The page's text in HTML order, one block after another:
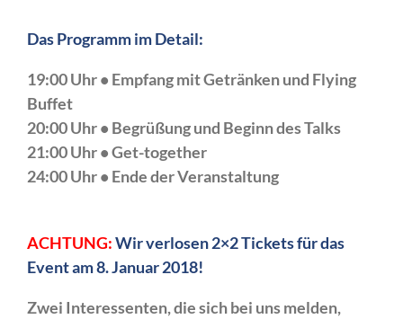
Das Programm im Detail:
19:00 Uhr • Empfang mit Getränken und Flying
Buffet
20:00 Uhr • Begrüßung und Beginn des Talks
21:00 Uhr • Get-together
24:00 Uhr • Ende der Veranstaltung
ACHTUNG:Wir verlosen 2×2 Tickets für das
Event am 8. Januar 2018!
Zwei Interessenten, die sich bei uns melden,